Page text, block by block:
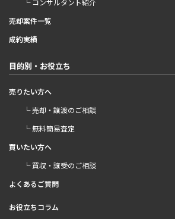
売却案件一覧
成約実績
目的別・お役立ち
売りたい方へ
└ 売却・譲渡のご相談
└ 無料簡易査定
買いたい方へ
└ 買収・譲受のご相談
よくあるご質問
お役立ちコラム